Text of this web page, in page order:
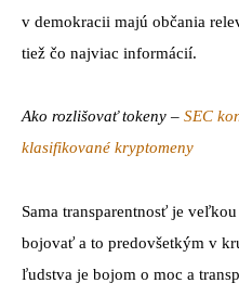
v demokracii majú občania
tiež čo najviac informácií.
Ako rozlišovať tokeny – SEC
klasifikované kryptomeny
Sama transparentnosť je
bojovať a to predovšetkým v
ľudstva je bojom o moc a